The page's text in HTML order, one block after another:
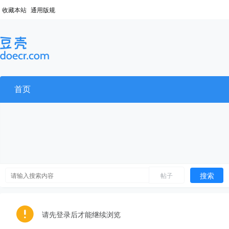
收藏本站 通用版规
首页
帖子 搜索
请先登录后才能继续浏览